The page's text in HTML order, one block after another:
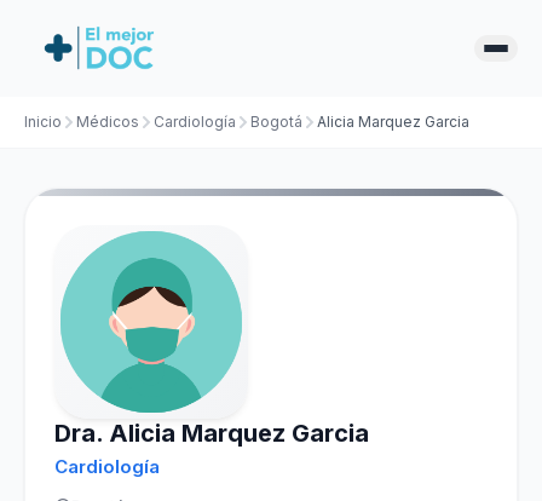
Inicio Médicos Cardiología Bogotá Alicia Marquez Garcia
Dra. Alicia Marquez Garcia
Cardiología